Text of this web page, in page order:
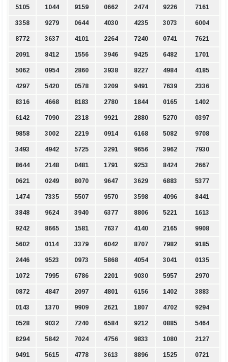
5105 1044 9159 0662 2474 9226 7161
3358 9279 0644 4030 4235 3073 6004
8772 3637 4101 2264 7240 0741 7621
2091 8412 1556 3946 9425 6482 1701
5062 0954 2860 3938 8227 4984 4185
4297 5420 0578 3209 9491 7639 2336
8316 4668 8183 2780 1844 0165 1402
6142 7090 2318 9921 2880 5270 0397
9858 3002 2219 0914 6168 5082 9708
3493 4942 5725 3291 9656 3962 7930
8644 2148 0481 1791 9253 8424 2667
0621 0249 8070 9647 3629 6883 5377
1474 7335 5507 9570 3598 4096 8441
3848 9624 3940 6377 8806 5221 1613
9242 8665 1581 7637 4140 2165 9908
5602 0114 3379 6042 8707 7982 9185
2446 9523 0973 5868 4054 3041 0135
1072 7995 6786 2201 9030 5957 2970
0872 4847 2097 4801 6156 1402 3883
0143 1370 9909 2621 1807 4702 9294
0528 9032 7240 6584 9212 0885 5464
8294 5842 7024 4756 9833 1080 2127
9491 5615 4778 3613 8896 1525 0721